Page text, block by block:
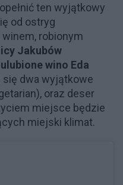
ten wyjątkowy
od ostryg
robionym
Jakubów
ulubione wino Eda
się dwa wyjątkowe
oraz deser
miejsce będzie
miejski klimat.